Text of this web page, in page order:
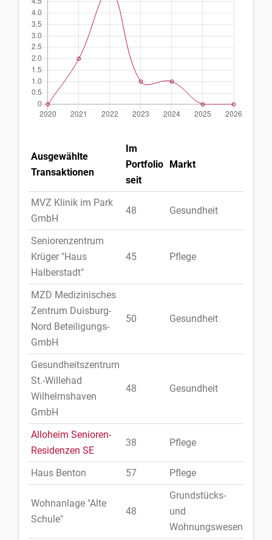
Ausgewählte
Transaktionen
Im
Portfolio
seit
Markt
MVZ Klinik im Park
GmbH
48 Gesundheit
Seniorenzentrum
Krüger "Haus
Halberstadt"
45 Pflege
MZD Medizinisches
Zentrum Duisburg-
Nord Beteiligungs-
GmbH
50 Gesundheit
Gesundheitszentrum
St.-Willehad
Wilhelmshaven
GmbH
48 Gesundheit
Alloheim Senioren-
Residenzen SE
38 Pflege
Haus Benton 57 Pflege
Wohnanlage "Alte
Schule"
48
Grundstücks-
und
Wohnungswesen